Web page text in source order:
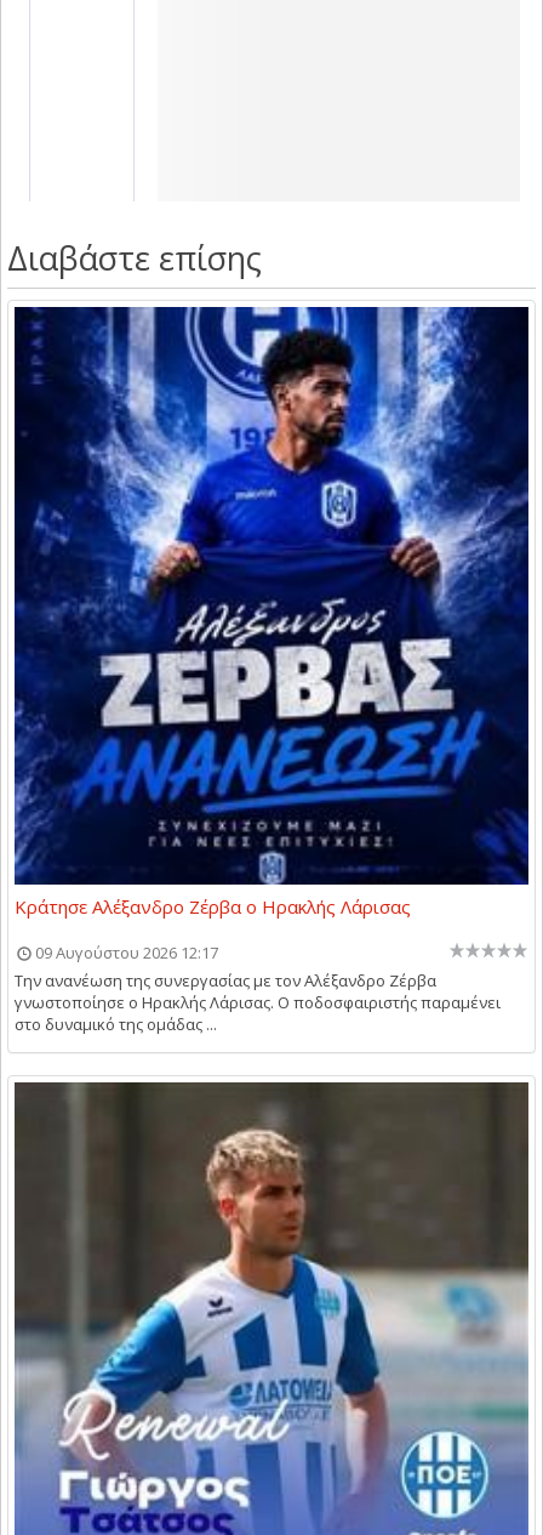
Διαβάστε επίσης
Κράτησε Αλέξανδρο Ζέρβα ο Ηρακλής Λάρισας
09 Αυγούστου 2026 12:17
Την ανανέωση της συνεργασίας με τον Αλέξανδρο Ζέρβα
γνωστοποίησε ο Ηρακλής Λάρισας. Ο ποδοσφαιριστής παραμένει
στο δυναμικό της ομάδας ...